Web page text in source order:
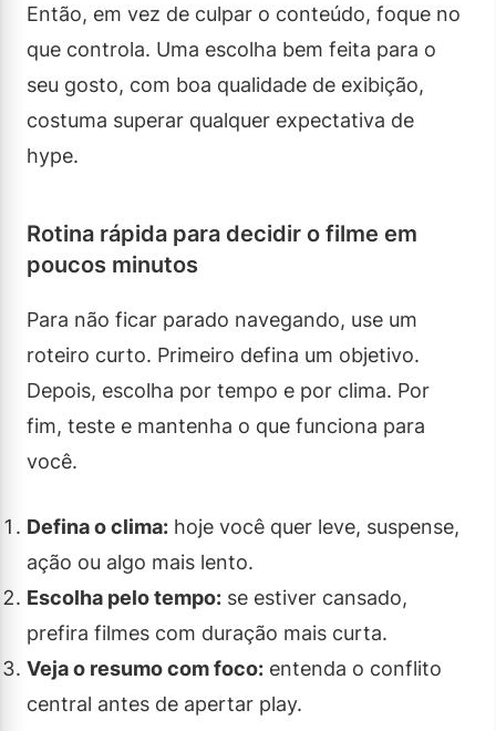
Então, em vez de culpar o conteúdo, foque no
que controla. Uma escolha bem feita para o
seu gosto, com boa qualidade de exibição,
costuma superar qualquer expectativa de
hype.
Rotina rápida para decidir o filme em
poucos minutos
Para não ficar parado navegando, use um
roteiro curto. Primeiro defina um objetivo.
Depois, escolha por tempo e por clima. Por
fim, teste e mantenha o que funciona para
você.
Defina o clima: hoje você quer leve, suspense,
ação ou algo mais lento.
Escolha pelo tempo: se estiver cansado,
prefira filmes com duração mais curta.
Veja o resumo com foco: entenda o conflito
central antes de apertar play.